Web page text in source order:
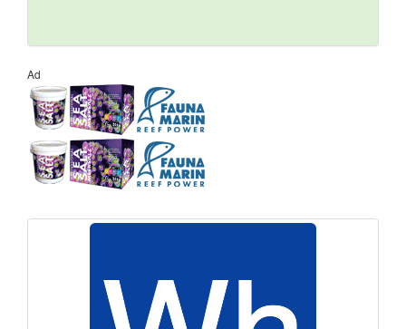
Ad